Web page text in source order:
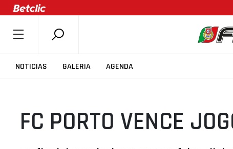
NOTICIAS GALERIA AGENDA
SOBRE A FPB
COMPETIÇÕES
ASSOCIAÇÕES
FC PORTO VENCE